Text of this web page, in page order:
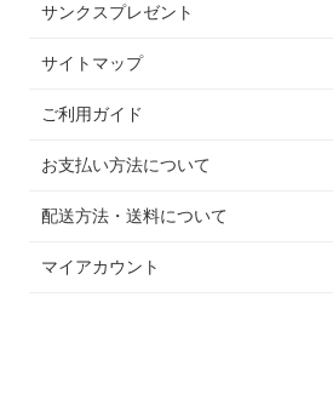
サンクスプレゼント
サイトマップ
ご利用ガイド
お支払い方法について
配送方法・送料について
マイアカウント